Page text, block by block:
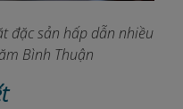
đặc sản hấp dẫn nhiều
Bình Thuận